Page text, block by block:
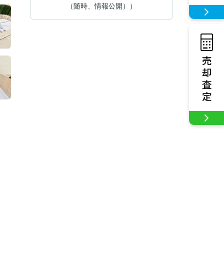
（随時、情報公開））